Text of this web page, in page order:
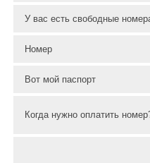
У вас есть свободные
Номер
Вот мой паспорт
Когда нужно оплатить